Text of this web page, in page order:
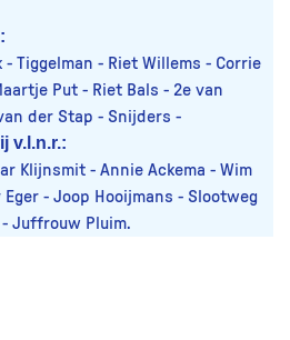
- Tiggelman - Riet Willems - Corrie
Put - Riet Bals - 2e van
der Stap - Snijders -
v.l.n.r.:
Klijnsmit - Annie Ackema - Wim
- Joop Hooijmans - Slootweg
Juffrouw Pluim.